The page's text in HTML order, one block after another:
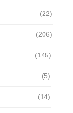
(22)
(206)
(145)
(5)
(14)